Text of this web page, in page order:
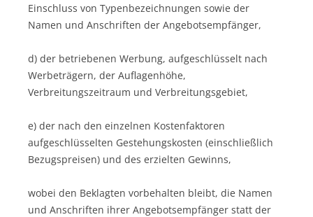
Einschluss von Typenbezeichnungen sowie der
Namen und Anschriften der Angebotsempfänger,
d) der betriebenen Werbung, aufgeschlüsselt nach
Werbeträgern, der Auflagenhöhe,
Verbreitungszeitraum und Verbreitungsgebiet,
e) der nach den einzelnen Kostenfaktoren
aufgeschlüsselten Gestehungskosten (einschließlich
Bezugspreisen) und des erzielten Gewinns,
wobei den Beklagten vorbehalten bleibt, die Namen
und Anschriften ihrer Angebotsempfänger statt der